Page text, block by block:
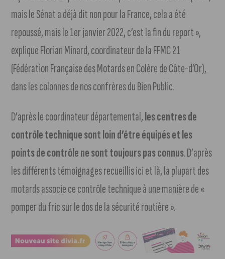
mais le Sénat a déjà dit non pour la France, cela a été
repoussé, mais le 1er janvier 2022, c’est la fin du report »,
explique Florian Minard, coordinateur de la FFMC 21
(Fédération Française des Motards en Colère de Côte-d’Or),
dans les colonnes de nos confrères du Bien Public.
D’après le coordinateur départemental,les centres de
contrôle technique sont loin d’être équipés et les
points de contrôle ne sont toujours pas connus. D’après
les différents témoignages recueillis ici et là, la plupart des
motards associe ce contrôle technique à une manière de «
pomper du fric sur le dos de la sécurité routière ».